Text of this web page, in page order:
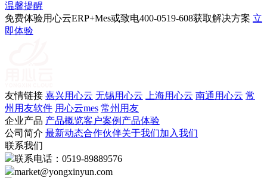
温馨提醒
免费体验用心云ERP+Mes或致电400-0519-608获取解决方案 立
即体验
友情链接 嘉兴用心云 无锡用心云 上海用心云 南通用心云 常
州用友软件 用心云mes 常州用友
企业产品 产品概览客户案例 产品体验
公司简介 最新动态合作伙伴关于我们加入我们
联系我们
联系电话：0519-89889576
market@yongxinyun.com